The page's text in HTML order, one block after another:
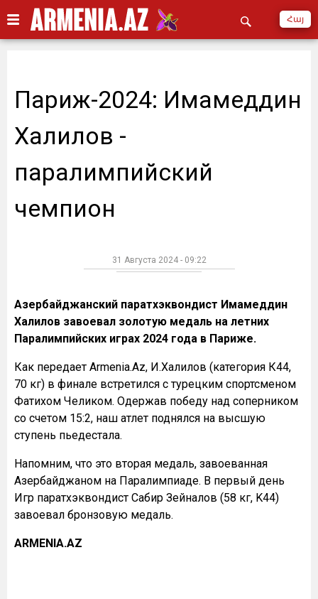
Հայ
Париж-2024: Имамеддин
Халилов -
паралимпийский
чемпион
31 Августа 2024 - 09:22
Азербайджанский паратхэквондист Имамеддин
Халилов завоевал золотую медаль на летних
Паралимпийских играх 2024 года в Париже.
Как передает Armenia.Az, И.Халилов (категория К44,
70 кг) в финале встретился с турецким спортсменом
Фатихом Челиком. Одержав победу над соперником
со счетом 15:2, наш атлет поднялся на высшую
ступень пьедестала.
Напомним, что это вторая медаль, завоеванная
Азербайджаном на Паралимпиаде. В первый день
Игр паратхэквондист Сабир Зейналов (58 кг, K44)
завоевал бронзовую медаль.
ARMENIA.AZ